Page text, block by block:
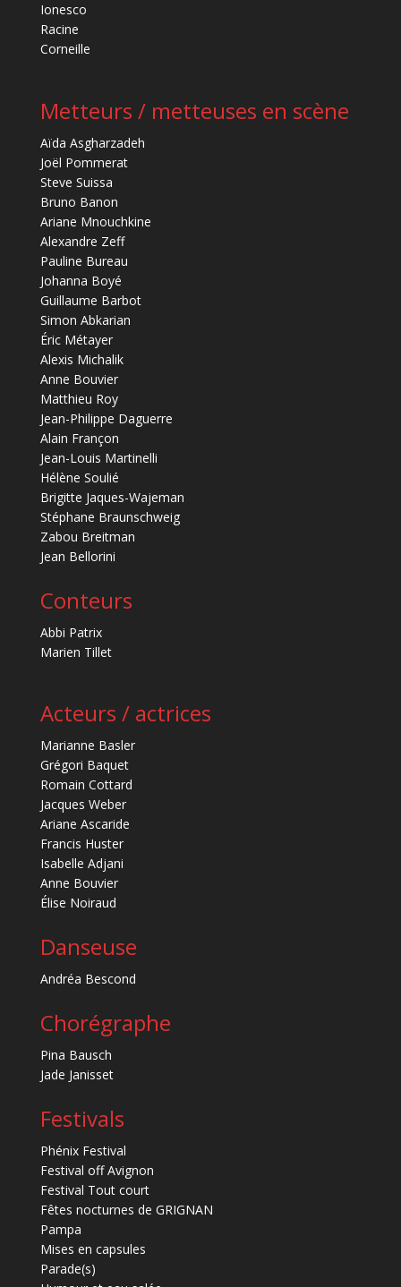
Ionesco
Racine
Corneille
Metteurs / metteuses en scène
Aïda Asgharzadeh
Joël Pommerat
Steve Suissa
Bruno Banon
Ariane Mnouchkine
Alexandre Zeff
Pauline Bureau
Johanna Boyé
Guillaume Barbot
Simon Abkarian
Éric Métayer
Alexis Michalik
Anne Bouvier
Matthieu Roy
Jean-Philippe Daguerre
Alain Françon
Jean-Louis Martinelli
Hélène Soulié
Brigitte Jaques-Wajeman
Stéphane Braunschweig
Zabou Breitman
Jean Bellorini
Conteurs
Abbi Patrix
Marien Tillet
Acteurs / actrices
Marianne Basler
Grégori Baquet
Romain Cottard
Jacques Weber
Ariane Ascaride
Francis Huster
Isabelle Adjani
Anne Bouvier
Élise Noiraud
Danseuse
Andréa Bescond
Chorégraphe
Pina Bausch
Jade Janisset
Festivals
Phénix Festival
Festival off Avignon
Festival Tout court
Fêtes nocturnes de GRIGNAN
Pampa
Mises en capsules
Parade(s)